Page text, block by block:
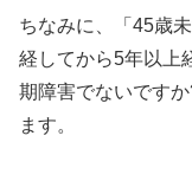
ちなみに、「45歳
経してから5年以上
期障害でないです
ます。